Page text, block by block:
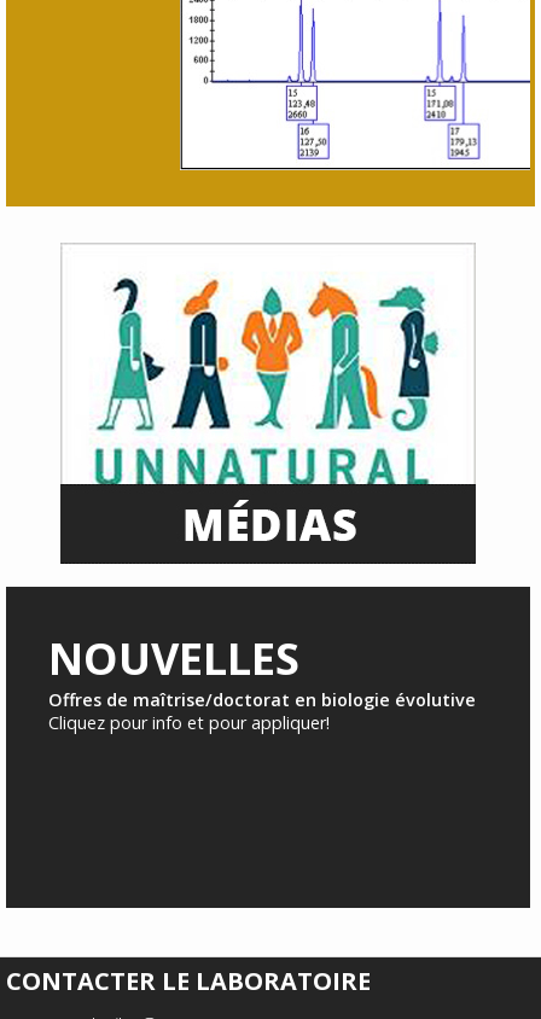
NOUVELLES
Offres de maîtrise/doctorat en biologie évolutive
Cliquez pour info et pour appliquer!
CONTACTER LE LABORATOIRE